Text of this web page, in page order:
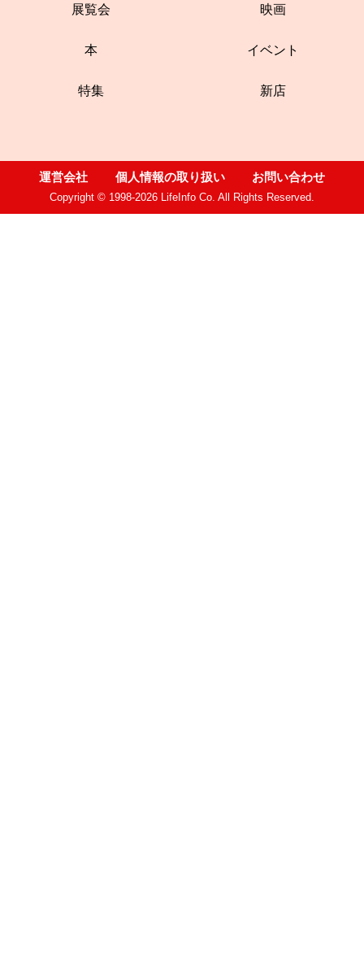
展覧会 映画
本 イベント
特集 新店
運営会社 個人情報の取り扱い お問い合わせ
Copyright © 1998-2026 LifeInfo Co. All Rights Reserved.